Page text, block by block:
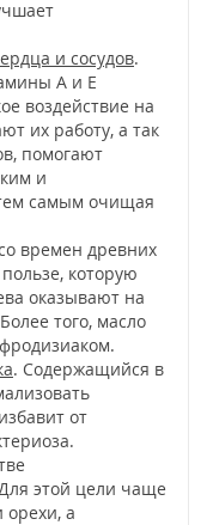
и сосудов.
A и E
воздействие на
их работу, а так
помогают
и
самым очищая
времен древних
которую
оказывают на
того, масло
. Содержащийся в
от
этой цели чаще
орехи, а